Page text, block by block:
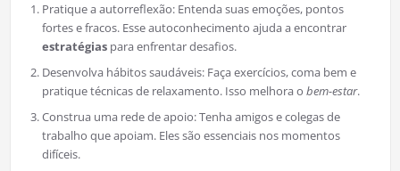
Pratique a autorreflexão: Entenda suas emoções, pontos
fortes e fracos. Esse autoconhecimento ajuda a encontrar
estratégiaspara enfrentar desafios.
Desenvolva hábitos saudáveis: Faça exercícios, coma bem e
pratique técnicas de relaxamento. Isso melhora o bem-estar.
Construa uma rede de apoio: Tenha amigos e colegas de
trabalho que apoiam. Eles são essenciais nos momentos
difíceis.